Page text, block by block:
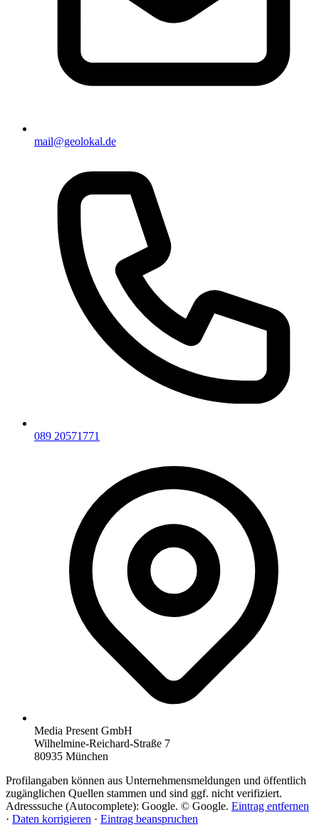
mail@geolokal.de
089 20571771
Media Present GmbH
Wilhelmine-Reichard-Straße 7
80935 München
Profilangaben können aus Unternehmensmeldungen und öffentlich
zugänglichen Quellen stammen und sind ggf. nicht verifiziert.
Adresssuche (Autocomplete): Google. © Google. Eintrag entfernen
· Daten korrigieren · Eintrag beanspruchen